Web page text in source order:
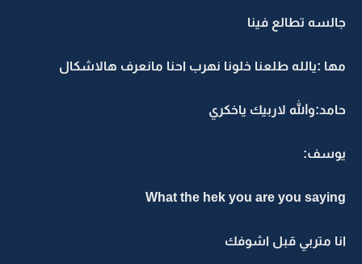
جالسه تطالع فينا
مها :يالله طلعنا خلونا نهرب احنا مانعرف هالاشكال
حامد:والله لاربيك ياخكري
يوسف:
What the hek you are you saying
انا متربي قبل اشوفك